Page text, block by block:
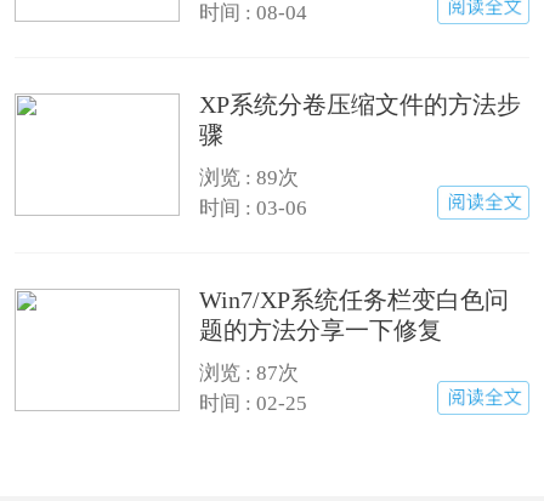
时间 : 08-04
XP系统分卷压缩文件的方法步
骤
浏览 : 89次
时间 : 03-06
Win7/XP系统任务栏变白色问
题的方法分享一下修复
浏览 : 87次
时间 : 02-25